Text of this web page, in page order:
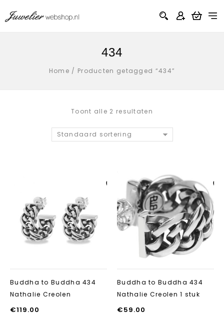
434
Home / Producten getagged “434”
Toont alle 2 resultaten
Standaard sortering
Buddha to Buddha 434
Nathalie Creolen
€119.00
Buddha to Buddha 434
Nathalie Creolen 1 stuk
€59.00